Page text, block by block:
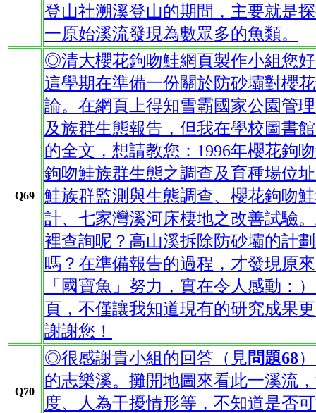
登山社溯溪登山的期間，主要就是
一原始溪流發現為數眾多的魚類。
Q69
◎清大櫻花鉤吻鮭網頁製作小組您
這學期在準備一份關於防砂壩對櫻
論。在網頁上得知雪霸國家公園管
及族群生態報告，但我在學校圖書
的全文，想請教您：1996年櫻花鉤
鉤吻鮭族群生態之調查及育種場位
鮭族群監測與生態調查、櫻花鉤吻
計、七家灣溪河床棲地之改善試驗
裡查詢呢？高山溪拆除防砂壩的計
嗎？在準備報告的過程，才發現原
「國寶魚」努力，實在令人感動：
頁，不僅讓我知道現有的研究成果
謝謝您！
Q70
◎很感謝貴小組的回答（見問題68
的志樂溪。攤開地圖來看此一溪流
度、人為干擾情形等，不知道是否